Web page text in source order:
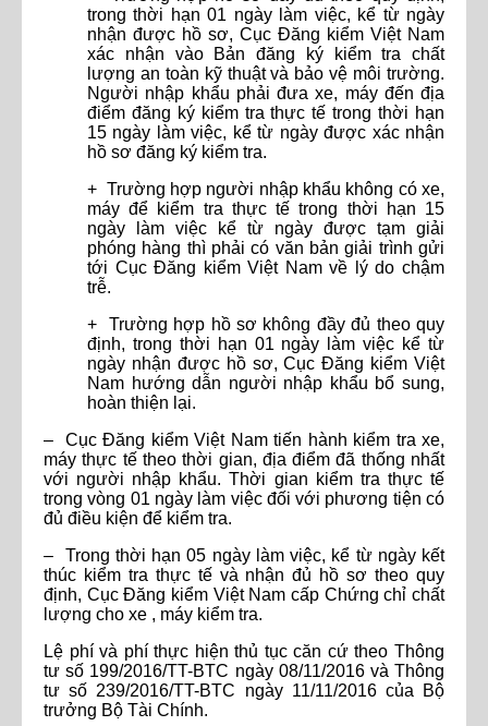
trong thời hạn 01 ngày làm việc, kể từ ngày
nhận được hồ sơ, Cục Đăng kiểm Việt Nam
xác nhận vào Bản đăng ký kiểm tra chất
lượng an toàn kỹ thuật và bảo vệ môi trường.
Người nhập khẩu phải đưa xe, máy đến địa
điểm đăng ký kiểm tra thực tế trong thời hạn
15 ngày làm việc, kể từ ngày được xác nhận
hồ sơ đăng ký kiểm tra.
+ Trường hợp người nhập khẩu không có xe,
máy để kiểm tra thực tế trong thời hạn 15
ngày làm việc kể từ ngày được tạm giải
phóng hàng thì phải có văn bản giải trình gửi
tới Cục Đăng kiểm Việt Nam về lý do chậm
trễ.
+ Trường hợp hồ sơ không đầy đủ theo quy
định, trong thời hạn 01 ngày làm việc kể từ
ngày nhận được hồ sơ, Cục Đăng kiểm Việt
Nam hướng dẫn người nhập khẩu bổ sung,
hoàn thiện lại.
– Cục Đăng kiểm Việt Nam tiến hành kiểm tra xe,
máy thực tế theo thời gian, địa điểm đã thống nhất
với người nhập khẩu. Thời gian kiểm tra thực tế
trong vòng 01 ngày làm việc đối với phương tiện có
đủ điều kiện để kiểm tra.
– Trong thời hạn 05 ngày làm việc, kể từ ngày kết
thúc kiểm tra thực tế và nhận đủ hồ sơ theo quy
định, Cục Đăng kiểm Việt Nam cấp Chứng chỉ chất
lượng cho xe , máy kiểm tra.
Lệ phí và phí thực hiện thủ tục căn cứ theo Thông
tư số 199/2016/TT-BTC ngày 08/11/2016 và Thông
tư số 239/2016/TT-BTC ngày 11/11/2016 của Bộ
trưởng Bộ Tài Chính.